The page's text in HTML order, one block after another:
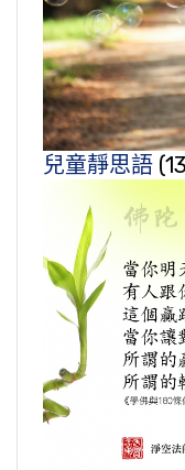
兒童靜思語